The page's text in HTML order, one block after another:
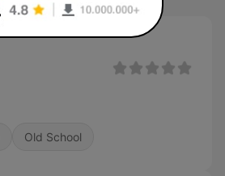
Old School